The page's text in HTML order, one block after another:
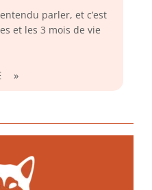
parler, et c’est
et les 3 mois de vie
»